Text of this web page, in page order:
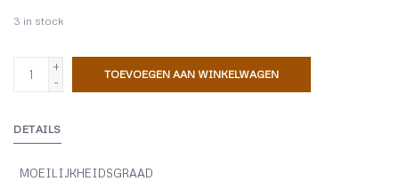
3 in stock
+
-
TOEVOEGEN AAN WINKELWAGEN
DETAILS
MOEILIJKHEIDSGRAAD